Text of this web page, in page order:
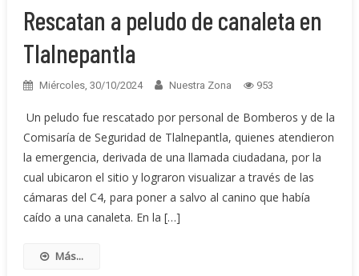
Rescatan a peludo de canaleta en
Tlalnepantla
Miércoles, 30/10/2024 Nuestra Zona 953
Un peludo fue rescatado por personal de Bomberos y de la
Comisaría de Seguridad de Tlalnepantla, quienes atendieron
la emergencia, derivada de una llamada ciudadana, por la
cual ubicaron el sitio y lograron visualizar a través de las
cámaras del C4, para poner a salvo al canino que había
caído a una canaleta. En la […]
Más...